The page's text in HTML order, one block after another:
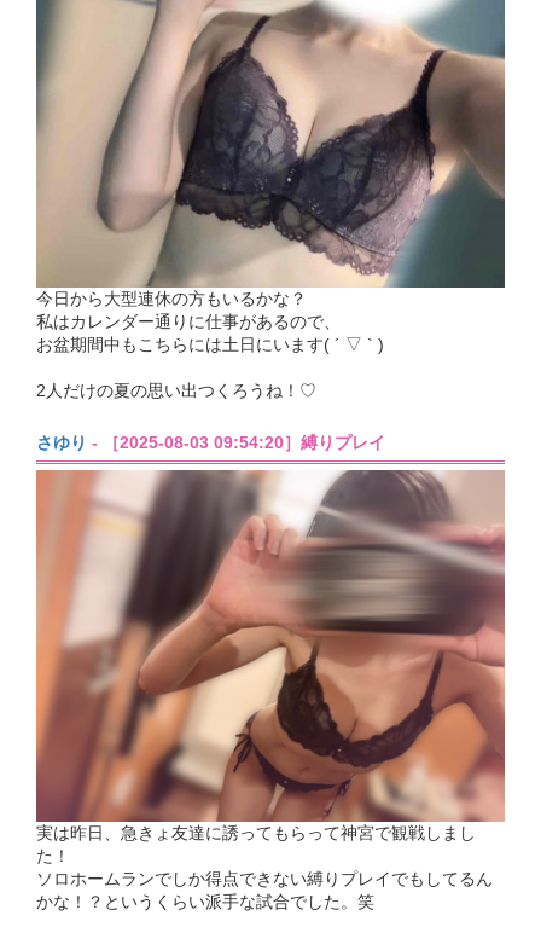
今日から大型連休の方もいるかな？
私はカレンダー通りに仕事があるので、
お盆期間中もこちらには土日にいます( ´ ▽ ` )
2人だけの夏の思い出つくろうね！♡
さゆり - ［2025-08-03 09:54:20］縛りプレイ
実は昨日、急きょ友達に誘ってもらって神宮で観戦しまし
た！
ソロホームランでしか得点できない縛りプレイでもしてるん
かな！？というくらい派手な試合でした。笑